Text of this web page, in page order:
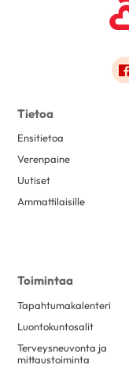
Tietoa
Ensitietoa
Verenpaine
Uutiset
Ammattilaisille
Toimintaa
Tapahtumakalenteri
Luontokuntosalit
Terveysneuvonta ja
mittaustoiminta